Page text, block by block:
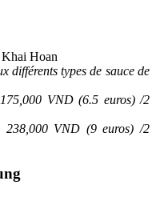
Khai Hoan
différents types de sauce de
VND (6.5 euros) /2
238,000 VND (9 euros) /2